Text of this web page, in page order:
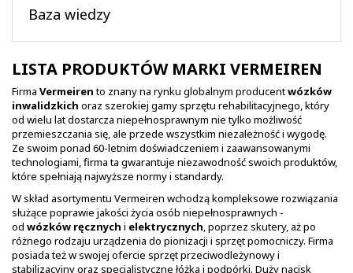
Baza wiedzy
LISTA PRODUKTÓW MARKI VERMEIREN
Firma Vermeirento znany na rynku globalnym producentwózków
inwalidzkich oraz szerokiej gamy sprzętu rehabilitacyjnego, który
od wielu lat dostarcza niepełnosprawnym nie tylko możliwość
przemieszczania się, ale przede wszystkim niezależność i wygodę.
Ze swoim ponad 60-letnim doświadczeniem i zaawansowanymi
technologiami, firma ta gwarantuje niezawodność swoich produktów,
które spełniają najwyższe normy i standardy.
W skład asortymentu Vermeiren wchodzą kompleksowe rozwiązania
służące poprawie jakości życia osób niepełnosprawnych -
od wózków ręcznych i elektrycznych, poprzez skutery, aż po
różnego rodzaju urządzenia do pionizacji i sprzęt pomocniczy. Firma
posiada też w swojej ofercie sprzęt przeciwodleżynowy i
stabilizacyjny oraz specjalistyczne łóżka i podpórki. Duży nacisk